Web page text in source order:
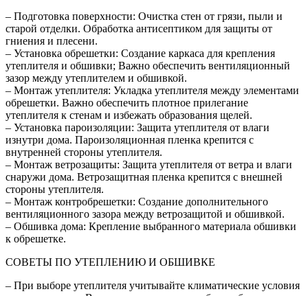
– Подготовка поверхности: Очистка стен от грязи, пыли и
старой отделки. Обработка антисептиком для защиты от
гниения и плесени.
– Установка обрешетки: Создание каркаса для крепления
утеплителя и обшивки; Важно обеспечить вентиляционный
зазор между утеплителем и обшивкой.
– Монтаж утеплителя: Укладка утеплителя между элементами
обрешетки. Важно обеспечить плотное прилегание
утеплителя к стенам и избежать образования щелей.
– Установка пароизоляции: Защита утеплителя от влаги
изнутри дома. Пароизоляционная пленка крепится с
внутренней стороны утеплителя.
– Монтаж ветрозащиты: Защита утеплителя от ветра и влаги
снаружи дома. Ветрозащитная пленка крепится с внешней
стороны утеплителя.
– Монтаж контробрешетки: Создание дополнительного
вентиляционного зазора между ветрозащитой и обшивкой.
– Обшивка дома: Крепление выбранного материала обшивки
к обрешетке.
СОВЕТЫ ПО УТЕПЛЕНИЮ И ОБШИВКЕ
– При выборе утеплителя учитывайте климатические условия